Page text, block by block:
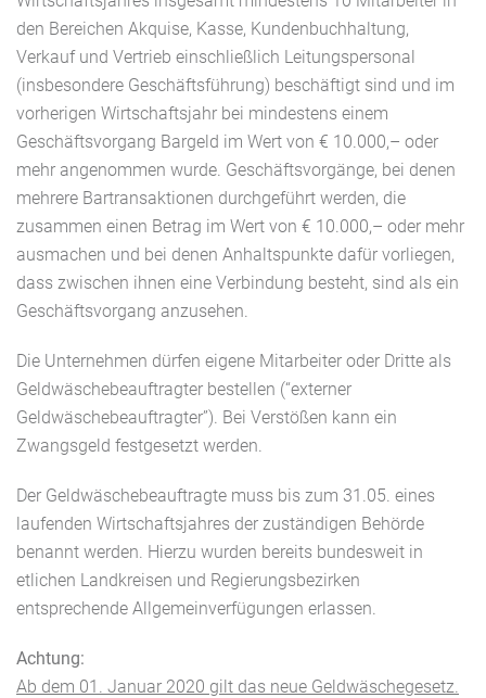
den Bereichen Akquise, Kasse, Kundenbuchhaltung,
Verkauf und Vertrieb einschließlich Leitungspersonal
(insbesondere Geschäftsführung) beschäftigt sind und im
vorherigen Wirtschaftsjahr bei mindestens einem
Geschäftsvorgang Bargeld im Wert von € 10.000,– oder
mehr angenommen wurde. Geschäftsvorgänge, bei denen
mehrere Bartransaktionen durchgeführt werden, die
zusammen einen Betrag im Wert von € 10.000,– oder mehr
ausmachen und bei denen Anhaltspunkte dafür vorliegen,
dass zwischen ihnen eine Verbindung besteht, sind als ein
Geschäftsvorgang anzusehen.
Die Unternehmen dürfen eigene Mitarbeiter oder Dritte als
Geldwäschebeauftragter bestellen (“externer
Geldwäschebeauftragter”). Bei Verstößen kann ein
Zwangsgeld festgesetzt werden.
Der Geldwäschebeauftragte muss bis zum 31.05. eines
laufenden Wirtschaftsjahres der zuständigen Behörde
benannt werden. Hierzu wurden bereits bundesweit in
etlichen Landkreisen und Regierungsbezirken
entsprechende Allgemeinverfügungen erlassen.
Achtung:
Ab dem 01. Januar 2020 gilt das neue Geldwäschegesetz.